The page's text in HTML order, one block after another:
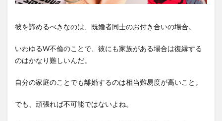
彼を諦めるべきなのは、既婚者同士のお付き合いの場合。
いわゆるW不倫のことで、彼にも家族がある場合は復縁する
のはかなり難しいんだ。
自分の家庭のことでも離婚するのは相当難易度が高いこと。
でも、頑張れば不可能ではないよね。